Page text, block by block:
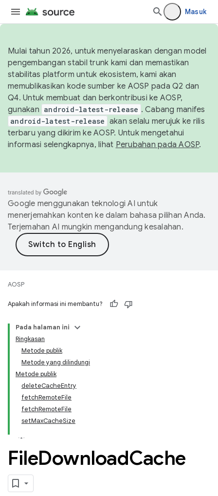
Masuk
Mulai tahun 2026, untuk menyelaraskan dengan model
pengembangan stabil trunk kami dan memastikan
stabilitas platform untuk ekosistem, kami akan
memublikasikan kode sumber ke AOSP pada Q2 dan
Q4. Untuk membuat dan berkontribusi ke AOSP,
gunakan android-latest-release . Cabang manifes
android-latest-release akan selalu merujuk ke rilis
terbaru yang dikirim ke AOSP. Untuk mengetahui
informasi selengkapnya, lihat Perubahan pada AOSP.
Google menggunakan teknologi AI untuk
menerjemahkan konten ke dalam bahasa pilihan Anda.
Terjemahan AI mungkin mengandung kesalahan.
AOSP
Apakah informasi ini membantu?
Pada halaman ini
Ringkasan
Metode publik
Metode yang dilindungi
Metode publik
deleteCacheEntry
fetchRemoteFile
fetchRemoteFile
setMaxCacheSize
FileDownloadCache